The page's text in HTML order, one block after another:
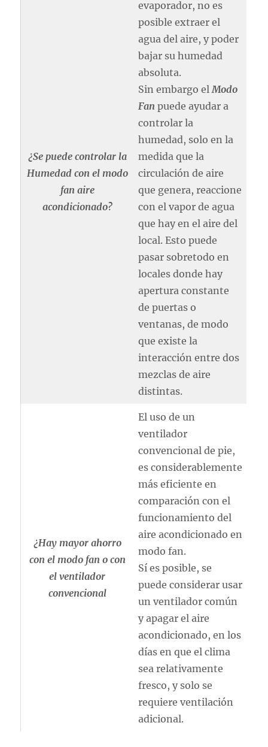
¿Se puede controlar la
Humedad con el modo
fan aire
acondicionado?
evaporador, no es
posible extraer el
agua del aire, y poder
bajar su humedad
absoluta.
Sin embargo el Modo
Fan puede ayudar a
controlar la
humedad, solo en la
medida que la
circulación de aire
que genera, reaccione
con el vapor de agua
que hay en el aire del
local. Esto puede
pasar sobretodo en
locales donde hay
apertura constante
de puertas o
ventanas, de modo
que existe la
interacción entre dos
mezclas de aire
distintas.
¿Hay mayor ahorro
con el modo fan o con
el ventilador
convencional
El uso de un
ventilador
convencional de pie,
es considerablemente
más eficiente en
comparación con el
funcionamiento del
aire acondicionado en
modo fan.
Sí es posible, se
puede considerar usar
un ventilador común
y apagar el aire
acondicionado, en los
días en que el clima
sea relativamente
fresco, y solo se
requiere ventilación
adicional.